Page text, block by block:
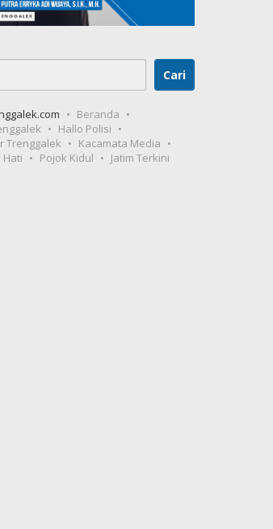
Cari
Beranda
Hallo Polisi
Trenggalek
Kacamata Media
Hati
Pojok Kidul Jatim Terkini